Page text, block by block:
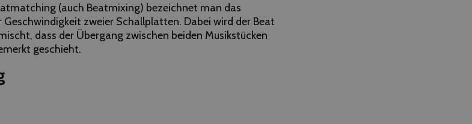
(auch Beatmixing) bezeichnet man das
zweier Schallplatten. Dabei wird der Beat
dass der Übergang zwischen beiden Musikstücken
geschieht.